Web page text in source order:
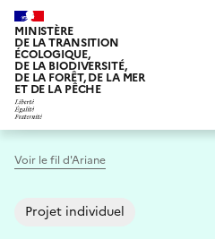
Aller
au
contenu
principal
MINISTÈRE
DE LA TRANSITION
ÉCOLOGIQUE,
DE LA BIODIVERSITÉ,
DE LA FORÊT, DE LA MER
ET DE LA PÊCHE
Voir le fil d'Ariane
Projet individuel